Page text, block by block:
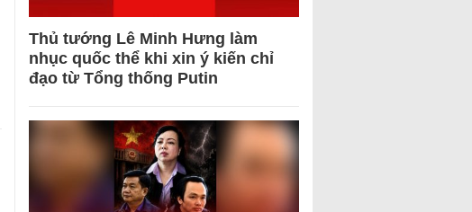
Thủ tướng Lê Minh Hưng làm
nhục quốc thể khi xin ý kiến chỉ
đạo từ Tổng thống Putin